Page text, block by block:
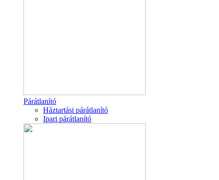
Párátlanító
Háztartási párátlanító
Ipari párátlanító